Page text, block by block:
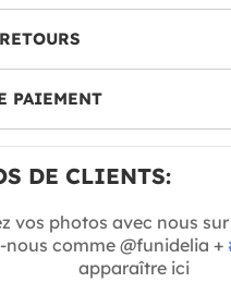
PAIEMENT
DE CLIENTS:
vos photos avec nous sur
nous comme @funidelia +
apparaître ici